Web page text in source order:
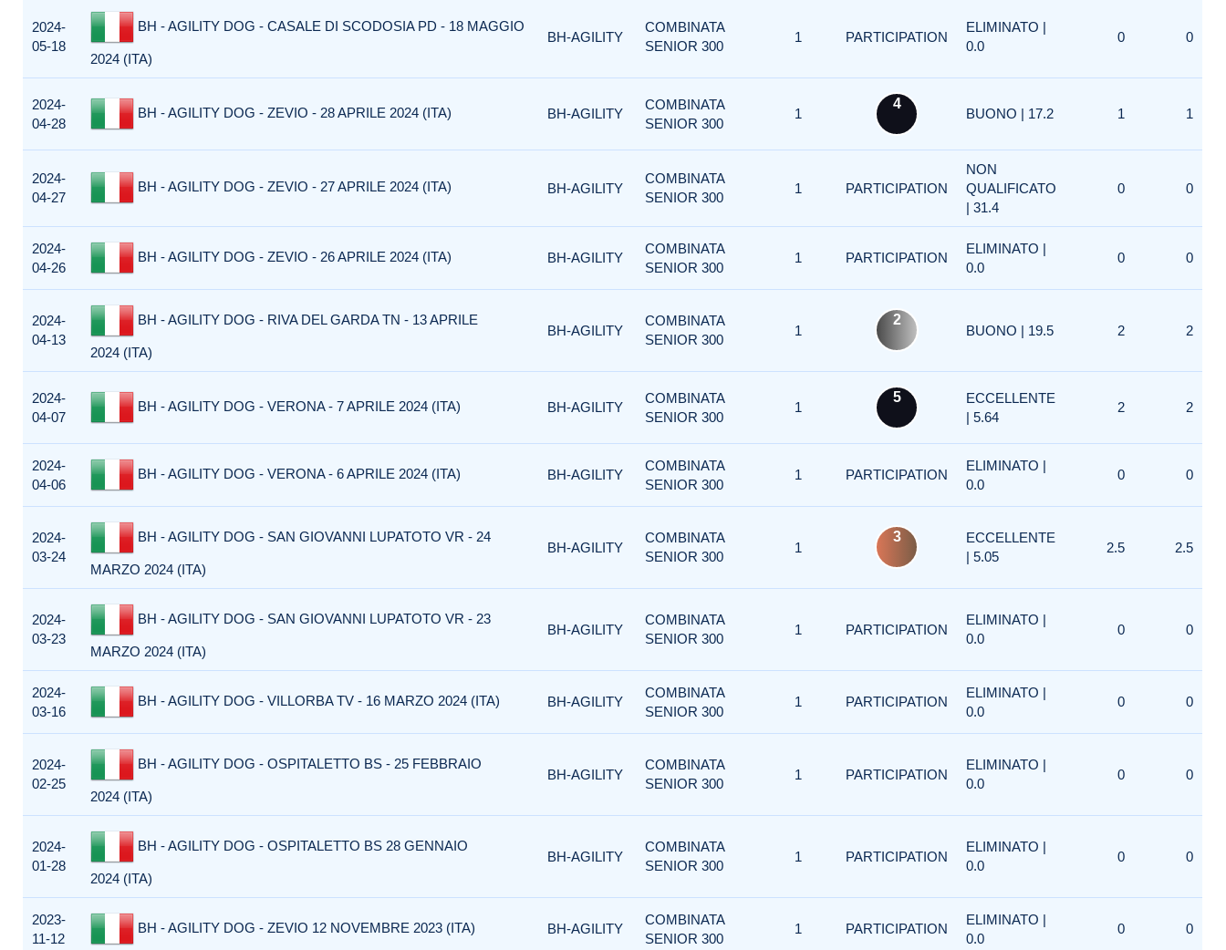
2024-
05-18
BH - AGILITY DOG - CASALE DI SCODOSIA PD - 18 MAGGIO
2024 (ITA)
BH-AGILITY
COMBINATA
SENIOR 300
1 PARTICIPATION
ELIMINATO |
0.0
0 0
2024-
04-28
BH - AGILITY DOG - ZEVIO - 28 APRILE 2024 (ITA) BH-AGILITY
COMBINATA
SENIOR 300
1
4
BUONO | 17.2 1 1
2024-
04-27
BH - AGILITY DOG - ZEVIO - 27 APRILE 2024 (ITA) BH-AGILITY
COMBINATA
SENIOR 300
1 PARTICIPATION
NON
QUALIFICATO
| 31.4
0 0
2024-
04-26
BH - AGILITY DOG - ZEVIO - 26 APRILE 2024 (ITA) BH-AGILITY
COMBINATA
SENIOR 300
1 PARTICIPATION
ELIMINATO |
0.0
0 0
2024-
04-13
BH - AGILITY DOG - RIVA DEL GARDA TN - 13 APRILE
2024 (ITA)
BH-AGILITY
COMBINATA
SENIOR 300
1
2
BUONO | 19.5 2 2
2024-
04-07
BH - AGILITY DOG - VERONA - 7 APRILE 2024 (ITA) BH-AGILITY
COMBINATA
SENIOR 300
1
5
ECCELLENTE
| 5.64
2 2
2024-
04-06
BH - AGILITY DOG - VERONA - 6 APRILE 2024 (ITA) BH-AGILITY
COMBINATA
SENIOR 300
1 PARTICIPATION
ELIMINATO |
0.0
0 0
2024-
03-24
BH - AGILITY DOG - SAN GIOVANNI LUPATOTO VR - 24
MARZO 2024 (ITA)
BH-AGILITY
COMBINATA
SENIOR 300
1
3
ECCELLENTE
| 5.05
2.5 2.5
2024-
03-23
BH - AGILITY DOG - SAN GIOVANNI LUPATOTO VR - 23
MARZO 2024 (ITA)
BH-AGILITY
COMBINATA
SENIOR 300
1 PARTICIPATION
ELIMINATO |
0.0
0 0
2024-
03-16
BH - AGILITY DOG - VILLORBA TV - 16 MARZO 2024 (ITA) BH-AGILITY
COMBINATA
SENIOR 300
1 PARTICIPATION
ELIMINATO |
0.0
0 0
2024-
02-25
BH - AGILITY DOG - OSPITALETTO BS - 25 FEBBRAIO
2024 (ITA)
BH-AGILITY
COMBINATA
SENIOR 300
1 PARTICIPATION
ELIMINATO |
0.0
0 0
2024-
01-28
BH - AGILITY DOG - OSPITALETTO BS 28 GENNAIO
2024 (ITA)
BH-AGILITY
COMBINATA
SENIOR 300
1 PARTICIPATION
ELIMINATO |
0.0
0 0
2023-
11-12
BH - AGILITY DOG - ZEVIO 12 NOVEMBRE 2023 (ITA) BH-AGILITY
COMBINATA
SENIOR 300
1 PARTICIPATION
ELIMINATO |
0.0
0 0